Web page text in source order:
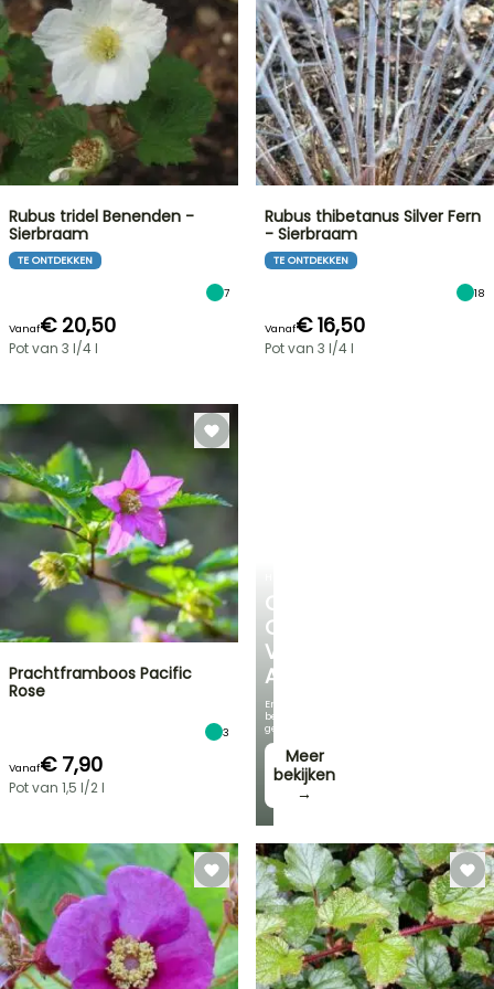
FLASH-
SALES
TOT
ONTDEK
ONS
VOORDELIGE
ASSORTIMENT
En
bespaar
geld!
Meer
bekijken
→
Rubus tridel Benenden -
Sierbraam
TE ONTDEKKEN
7
Vanaf€ 20,50
Pot van 3 l/4 l
Rubus thibetanus Silver Fern
- Sierbraam
TE ONTDEKKEN
18
Vanaf€ 16,50
Pot van 3 l/4 l
Prachtframboos Pacific
Rose
3
Vanaf€ 7,90
Pot van 1,5 l/2 l